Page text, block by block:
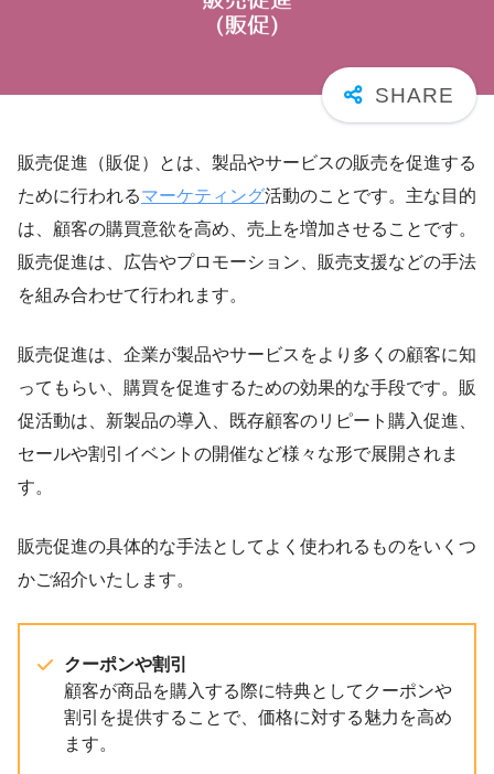
販売促進（販促）とは、製品やサービスの販売を促進する
ために行われるマーケティング活動のことです。主な目的
は、顧客の購買意欲を高め、売上を増加させることです。
販売促進は、広告やプロモーション、販売支援などの手法
を組み合わせて行われます。
販売促進は、企業が製品やサービスをより多くの顧客に知
ってもらい、購買を促進するための効果的な手段です。販
促活動は、新製品の導入、既存顧客のリピート購入促進、
セールや割引イベントの開催など様々な形で展開されま
す。
販売促進の具体的な手法としてよく使われるものをいくつ
かご紹介いたします。
クーポンや割引
顧客が商品を購入する際に特典としてクーポンや
割引を提供することで、価格に対する魅力を高め
ます。